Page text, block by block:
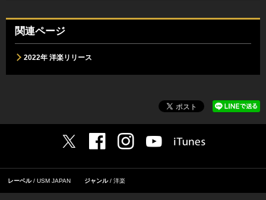
関連ページ
2022年 洋楽リリース
レーベル USM JAPAN ジャンル 洋楽